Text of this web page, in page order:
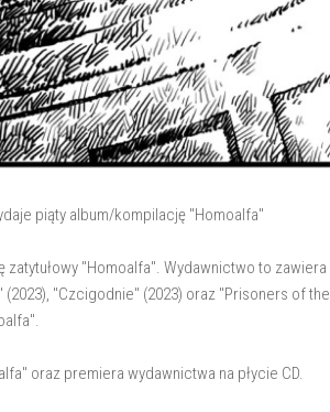
piąty album/kompilację "Homoalfa"
zatytułowy "Homoalfa". Wydawnictwo to zawiera
(2023), "Czcigodnie" (2023) oraz "Prisoners of the
oraz premiera wydawnictwa na płycie CD.